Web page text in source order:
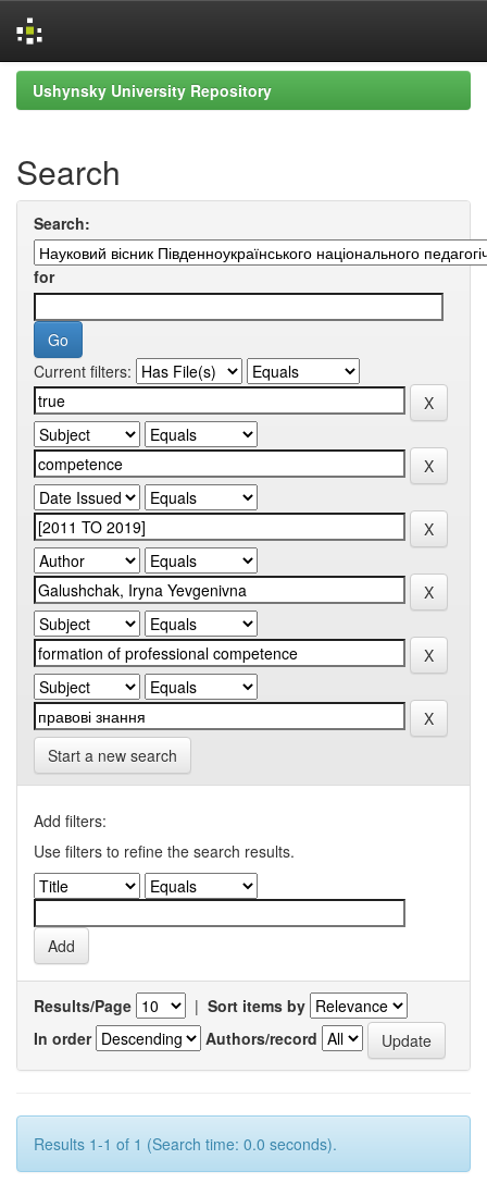
Skip
navigation
Ushynsky University Repository
Search
Search:
for
Current filters:
Start a new search
Add filters:
Use filters to refine the search results.
Results/Page | Sort items by
In order
Authors/record
Results 1-1 of 1 (Search time: 0.0 seconds).